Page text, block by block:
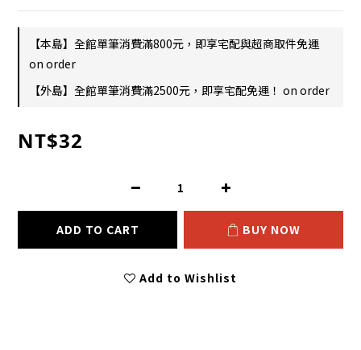
【本島】全館單筆消費滿800元，即享宅配與超商取件免運
on order
【外島】全館單筆消費滿2500元，即享宅配免運！ on order
NT$32
ADD TO CART BUY NOW
Add to Wishlist